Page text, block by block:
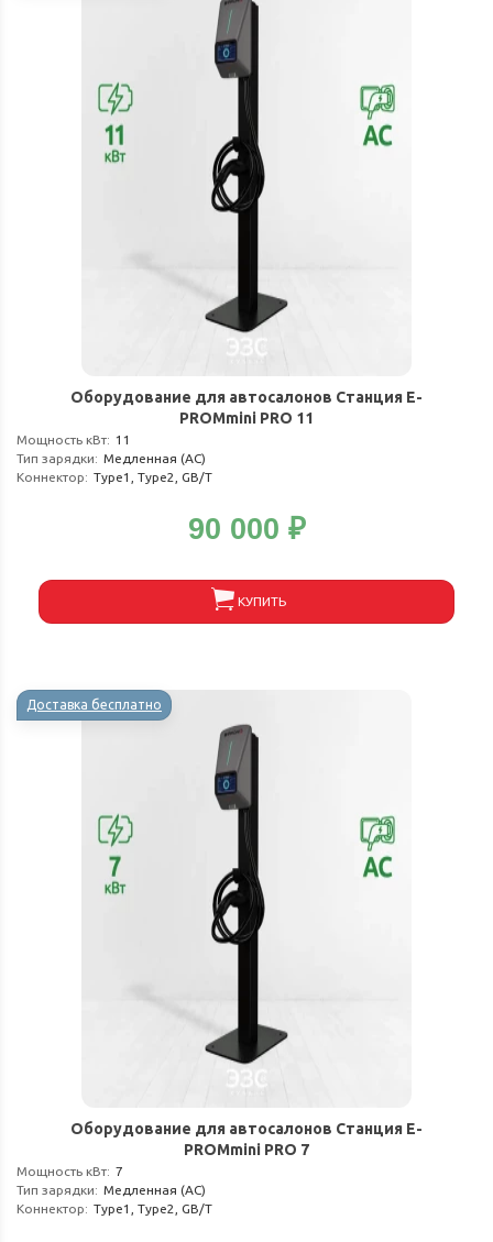
Оборудование для автосалонов Станция E-
PROMmini PRO 11
Мощность кВт: 11
Тип зарядки: Медленная (АС)
Коннектор: Type1, Type2, GB/T
90 000 ₽
КУПИТЬ
Доставка бесплатно
Оборудование для автосалонов Станция E-
PROMmini PRO 7
Мощность кВт: 7
Тип зарядки: Медленная (АС)
Коннектор: Type1, Type2, GB/T